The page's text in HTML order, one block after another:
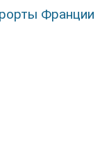
Франции